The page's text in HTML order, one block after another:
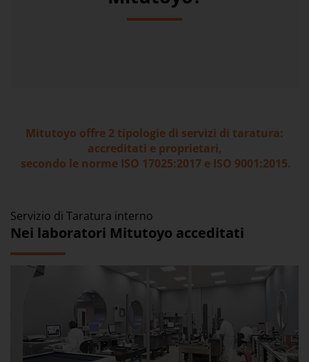
Mitutoyo offre 2 tipologie di servizi di taratura:
accreditati e proprietari,
secondo le norme ISO 17025:2017 e ISO 9001:2015.
Servizio di Taratura interno
Nei laboratori Mitutoyo acceditati